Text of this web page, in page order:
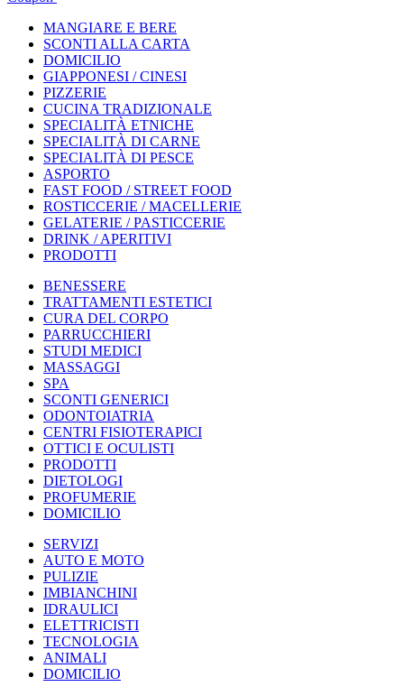
MANGIARE E BERE
SCONTI ALLA CARTA
DOMICILIO
GIAPPONESI / CINESI
PIZZERIE
CUCINA TRADIZIONALE
SPECIALITÀ ETNICHE
SPECIALITÀ DI CARNE
SPECIALITÀ DI PESCE
ASPORTO
FAST FOOD / STREET FOOD
ROSTICCERIE / MACELLERIE
GELATERIE / PASTICCERIE
DRINK / APERITIVI
PRODOTTI
BENESSERE
TRATTAMENTI ESTETICI
CURA DEL CORPO
PARRUCCHIERI
STUDI MEDICI
MASSAGGI
SPA
SCONTI GENERICI
ODONTOIATRIA
CENTRI FISIOTERAPICI
OTTICI E OCULISTI
PRODOTTI
DIETOLOGI
PROFUMERIE
DOMICILIO
SERVIZI
AUTO E MOTO
PULIZIE
IMBIANCHINI
IDRAULICI
ELETTRICISTI
TECNOLOGIA
ANIMALI
DOMICILIO